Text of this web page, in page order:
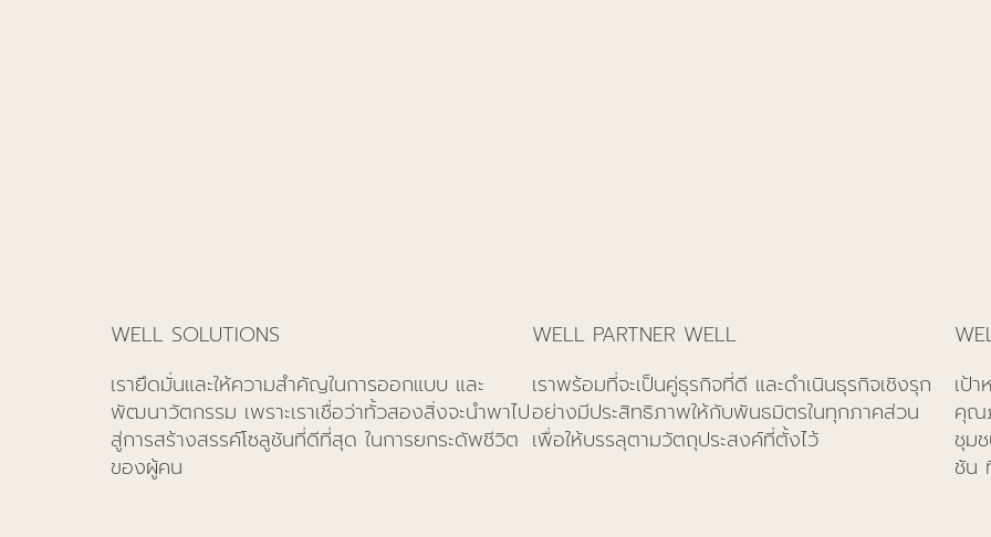
WELL SOLUTIONS
เรายึดมั่นและให้ความสำคัญในการออกแบบ และ
พัฒนาวัตกรรม เพราะเราเชื่อว่าทั้วสองสิ่งจะนำพาไป
สู่การสร้างสรรค์โซลูชันที่ดีที่สุด ในการยกระดัพชีวิต
ของผู้คน
WELL PARTNER WELL
เราพร้อมที่จะเป็นคู่ธุรกิจที่ดี และดำเนินธุรกิจเชิงรุก
อย่างมีประสิทธิภาพให้กับพันธมิตรในทุกภาคส่วน
เพื่อให้บรรลุตามวัตถุประสงค์ที่ตั้งไว้
เป้
คุณ
ชุม
ชัน